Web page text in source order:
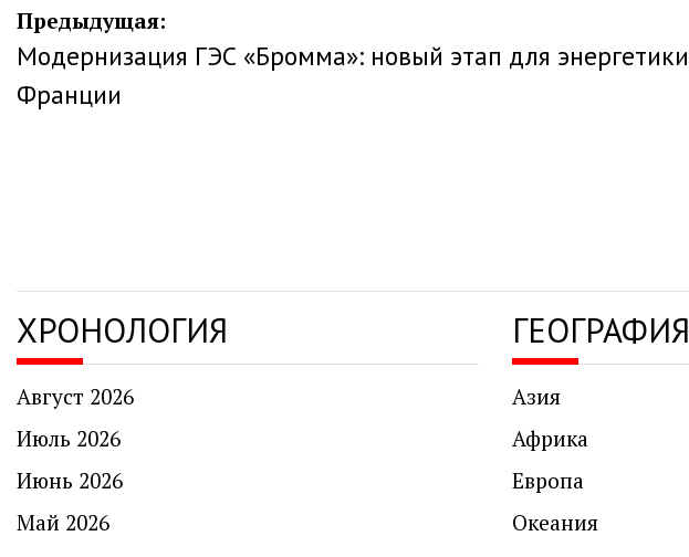
Навигация
по
записям
Предыдущая:
Модернизация ГЭС «Бромма»: новый этап для энергетики
Франции
ХРОНОЛОГИЯ
Август 2026
Июль 2026
Июнь 2026
Май 2026
ГЕОГРАФИЯ
Азия
Африка
Европа
Океания